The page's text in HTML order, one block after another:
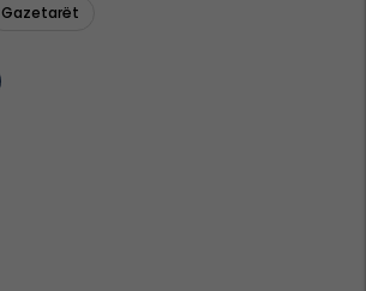
Gazetarët